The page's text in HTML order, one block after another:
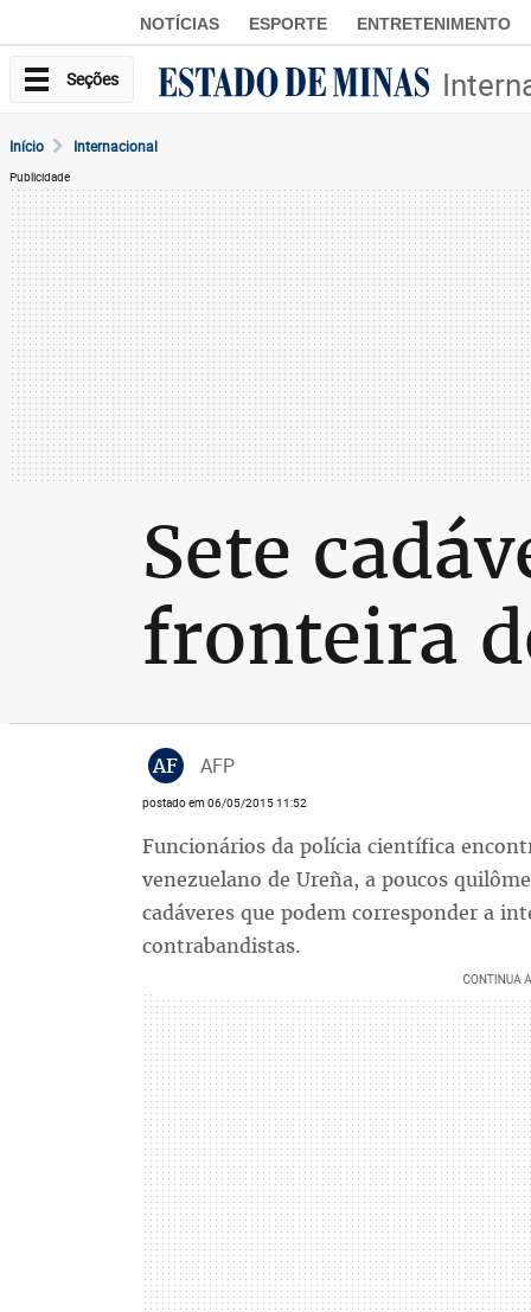
NOTÍCIAS ESPORTE ENTRETENIMENTO
Seções
Início Internacional
Publicidade
Sete
fronteira
AF AFP
postado em 06/05/2015 11:52
Funcionários da polícia científica
venezuelano de Ureña, a poucos
cadáveres que podem corresponder a
contrabandistas.